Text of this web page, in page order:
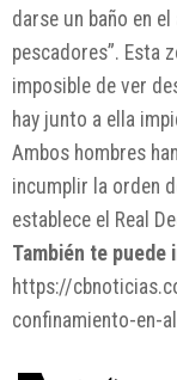
darse un baño en
pescadores”. Esta
imposible de ver
hay junto a ella
Ambos hombres
incumplir la orden
establece el Real
También te puede
https://
confinamiento-en-